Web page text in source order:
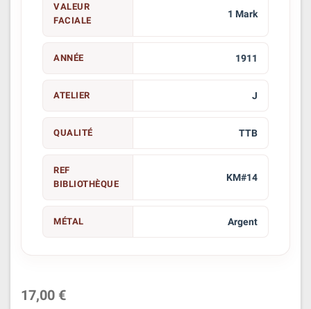
VALEUR
FACIALE
1 Mark
ANNÉE 1911
ATELIER J
QUALITÉ TTB
REF
BIBLIOTHÈQUE
KM#14
MÉTAL Argent
17,00 €